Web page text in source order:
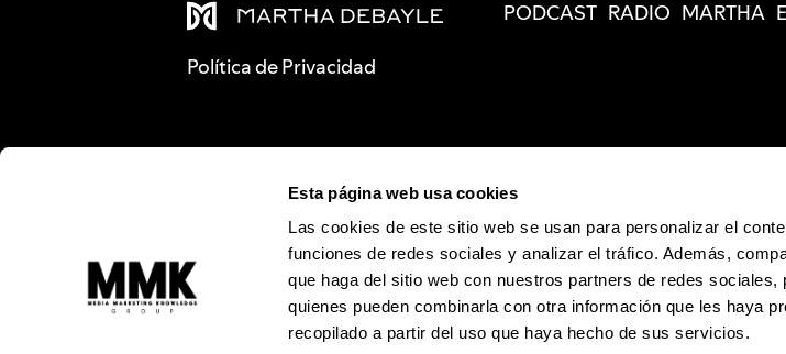
Esta página web usa cookies
Las cookies de este sitio web se usan para personalizar el
funciones de redes sociales y analizar el tráfico. Además,
que haga del sitio web con nuestros partners de redes sociales,
quienes pueden combinarla con otra información que les haya
recopilado a partir del uso que haya hecho de sus servicios.
Política de Privacidad
PODCAST RADIO MARTHA